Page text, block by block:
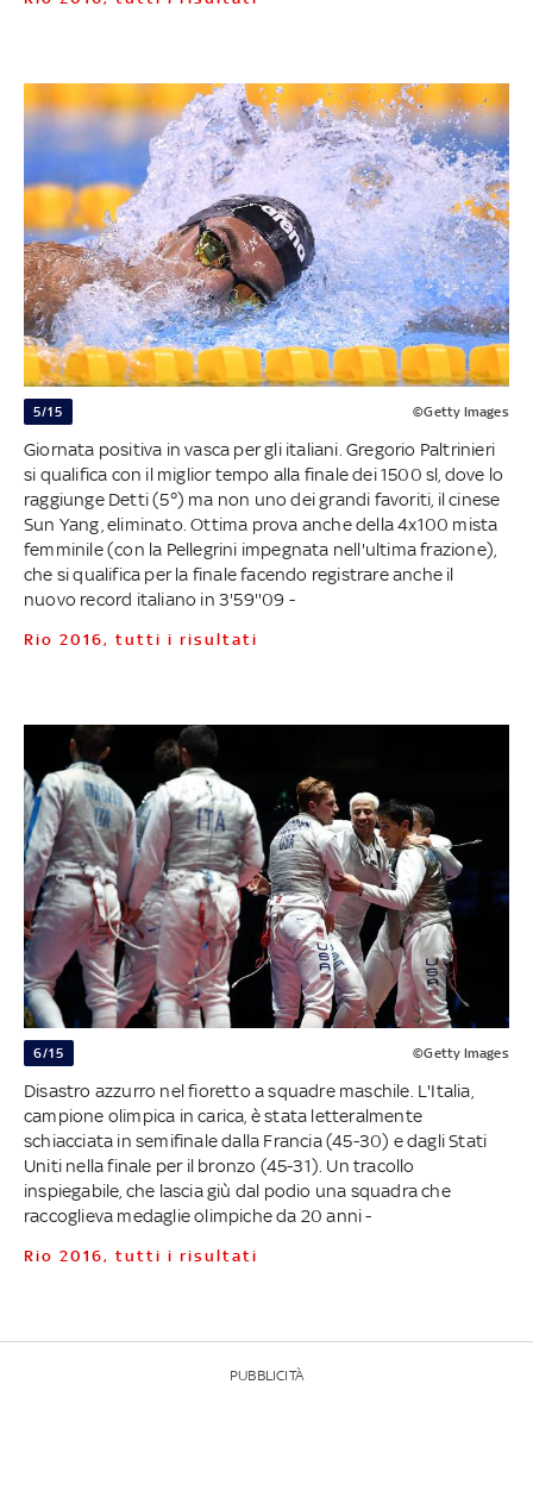
5/15 ©Getty Images
Giornata positiva in vasca per gli italiani. Gregorio Paltrinieri
si qualifica con il miglior tempo alla finale dei 1500 sl, dove lo
raggiunge Detti (5°) ma non uno dei grandi favoriti, il cinese
Sun Yang, eliminato. Ottima prova anche della 4x100 mista
femminile (con la Pellegrini impegnata nell'ultima frazione),
che si qualifica per la finale facendo registrare anche il
nuovo record italiano in 3'59''09 -
Rio 2016, tutti i risultati
6/15 ©Getty Images
Disastro azzurro nel fioretto a squadre maschile. L'Italia,
campione olimpica in carica, è stata letteralmente
schiacciata in semifinale dalla Francia (45-30) e dagli Stati
Uniti nella finale per il bronzo (45-31). Un tracollo
inspiegabile, che lascia giù dal podio una squadra che
raccoglieva medaglie olimpiche da 20 anni -
Rio 2016, tutti i risultati
PUBBLICITÀ